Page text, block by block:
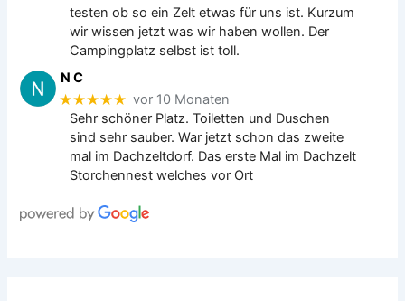
testen ob so ein Zelt etwas für uns ist. Kurzum
wir wissen jetzt was wir haben wollen. Der
Campingplatz selbst ist toll.
N C
★★★★★ vor 10 Monaten
Sehr schöner Platz. Toiletten und Duschen
sind sehr sauber. War jetzt schon das zweite
mal im Dachzeltdorf. Das erste Mal im Dachzelt
Storchennest welches vor Ort